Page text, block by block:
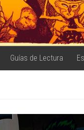
Guías de Lectura